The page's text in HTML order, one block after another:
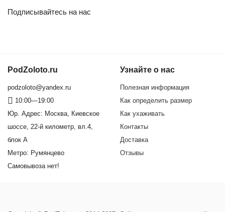
Подписывайтесь на нас
PodZoloto.ru
podzoloto@yandex.ru
10:00—19:00
Юр. Адреc: Москва, Киевское
шоссе, 22-й километр, вл.4,
блок А
Метро: Румянцево
Самовывоза нет!
Узнайте о нас
Полезная информация
Как определить размер
Как ухаживать
Контакты
Доставка
Отзывы